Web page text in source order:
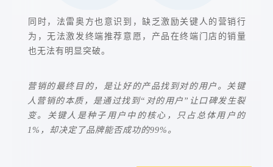
同时，法雷奥方也意识到，缺乏激励关键人的营销行
为，无法激发终端推荐意愿，产品在终端门店的销量
也无法有明显突破。
营销的最终目的，是让好的产品找到对的用户。关键
人营销的本质，是通过找到“对的用户”让口碑发生裂
变。关键人是种子用户中的核心，只占总体用户的
1%，却决定了品牌能否成功的99%。